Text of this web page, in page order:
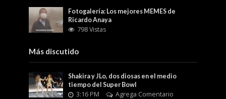
Fotogalería: Los mejores MEMES de
Ricardo Anaya
798 Vistas
Más discutido
Shakira y JLo, dos diosas en el medio
tiempo del Super Bowl
3:16 PM Agrega Comentario